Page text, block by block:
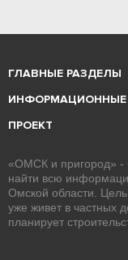
ГЛАВНЫЕ РАЗДЕЛЫ
ИНФОРМАЦИОННЫЕ
ПРОЕКТ
«ОМСК и пригород» -
найти всю
Омской области. Цель
уже живет в частных
планирует